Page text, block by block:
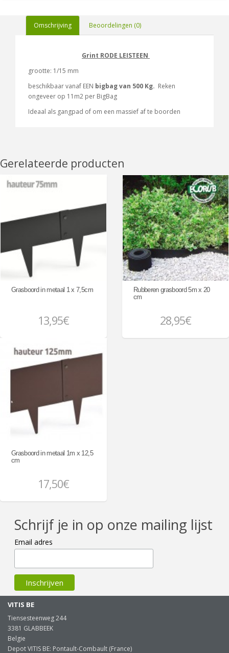
Omschrijving Beoordelingen (0)
Grint RODE LEISTEEN
grootte: 1/15 mm
beschikbaar vanaf EEN bigbag van 500 Kg. Reken
ongeveer op 11m2 per BigBag
Ideaal als gangpad of om een massief af te boorden
Gerelateerde producten
Grasboord in metaal 1 x 7,5cm
13,95€
Rubberen grasboord 5m x 20
cm
28,95€
Grasboord in metaal 1m x 12,5
cm
17,50€
Schrijf je in op onze mailing lijst
Email adres
VITIS BE
Tiensesteenweg 244
3381 GLABBEEK
Belgie
Depot VITIS BE: Pontault-Combault (France)